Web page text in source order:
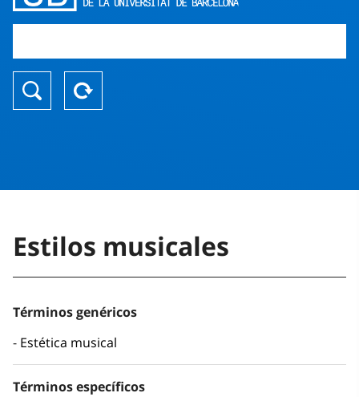
Estilos musicales
Términos genéricos
Estética musical
Términos específicos